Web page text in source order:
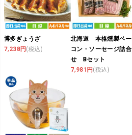
博多ぎょうざ
7,238円 (税込)
北海道 本格燻製ベー
コン・ソーセージ詰合
せ Bセット
7,981円 (税込)